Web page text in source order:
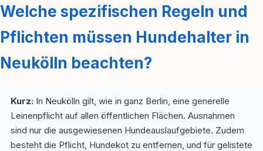
Welche spezifischen Regeln und
Pflichten müssen Hundehalter in
Neukölln beachten?
Kurz: In Neukölln gilt, wie in ganz Berlin, eine generelle
Leinenpflicht auf allen öffentlichen Flächen. Ausnahmen
sind nur die ausgewiesenen Hundeauslaufgebiete. Zudem
besteht die Pflicht, Hundekot zu entfernen, und für gelistete